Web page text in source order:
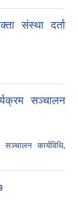
संस्था दर्ता
सञ्चालन
कार्यविधि,